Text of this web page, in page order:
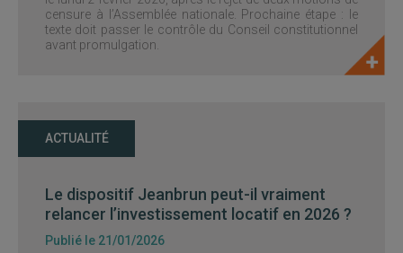
censure à l’Assemblée nationale. Prochaine étape : le
texte doit passer le contrôle du Conseil constitutionnel
avant promulgation.
ACTUALITÉ
Le dispositif Jeanbrun peut-il vraiment
relancer l’investissement locatif en 2026 ?
Publié le 21/01/2026